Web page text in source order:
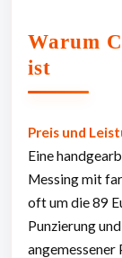
Warum
ist
Preis und
Eine
Messing mit
oft um die 89
Punzierung
angemessener